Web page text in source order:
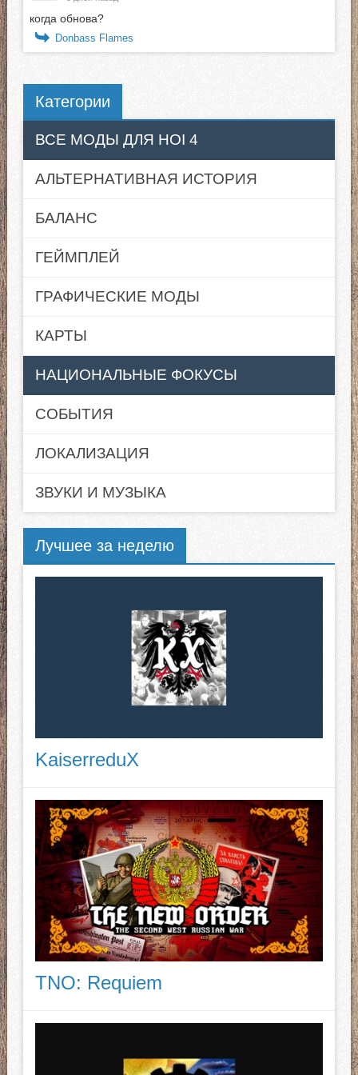
когда обнова?
Donbass Flames
Категории
ВСЕ МОДЫ ДЛЯ HOI 4
АЛЬТЕРНАТИВНАЯ ИСТОРИЯ
БАЛАНС
ГЕЙМПЛЕЙ
ГРАФИЧЕСКИЕ МОДЫ
КАРТЫ
НАЦИОНАЛЬНЫЕ ФОКУСЫ
СОБЫТИЯ
ЛОКАЛИЗАЦИЯ
ЗВУКИ И МУЗЫКА
Лучшее за неделю
KaiserreduX
TNO: Requiem